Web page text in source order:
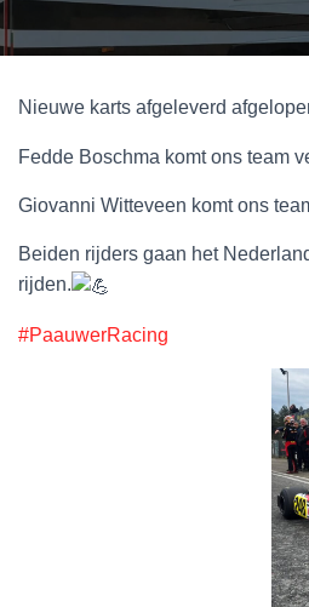
Nieuwe karts afgeleverd
Fedde Boschma komt ons team
Giovanni Witteveen komt ons
Beiden rijders gaan het
rijden.
#PaauwerRacing